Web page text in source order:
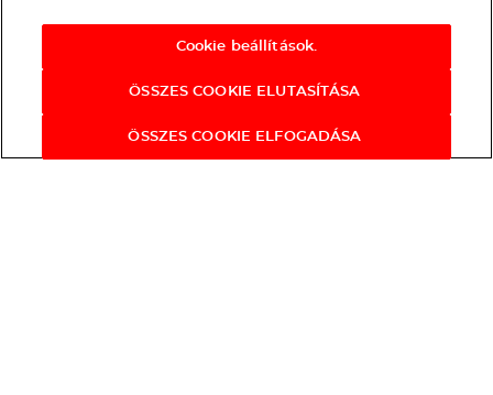
Cookie beállítások.
ÖSSZES COOKIE ELUTASÍTÁSA
ÖSSZES COOKIE ELFOGADÁSA